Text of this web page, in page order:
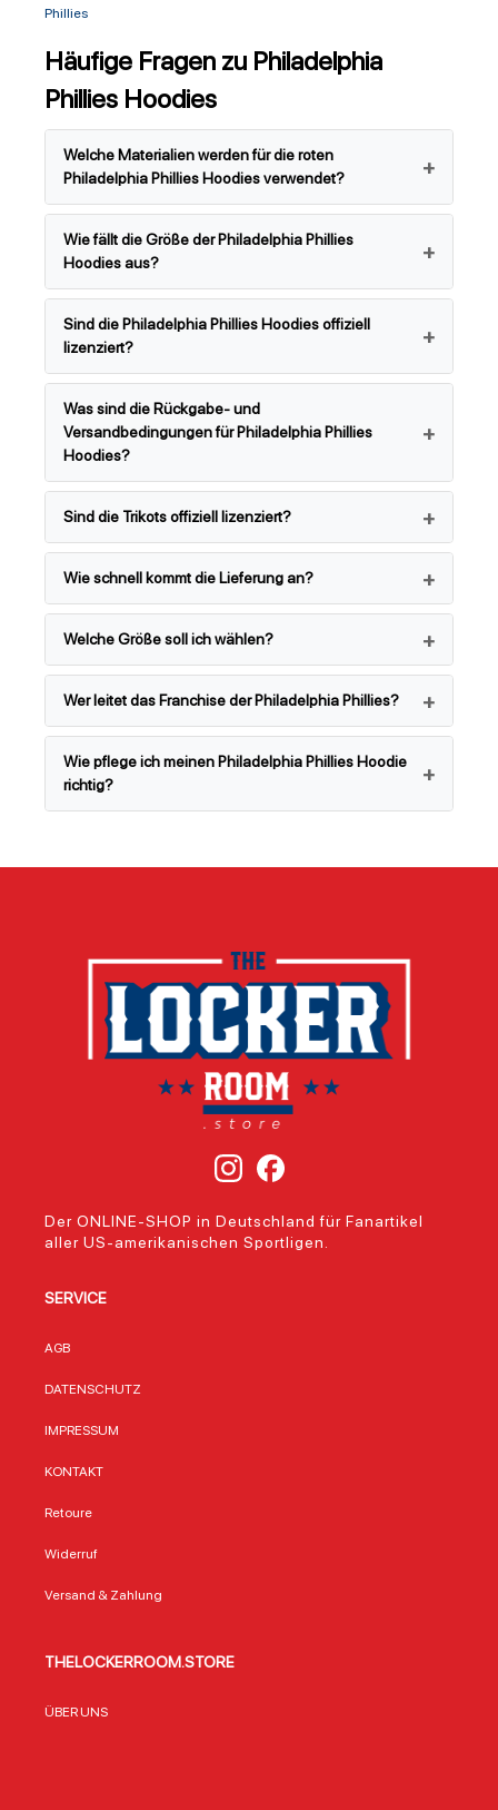
Phillies
Häufige Fragen zu Philadelphia
Phillies Hoodies
Welche Materialien werden für die roten
Philadelphia Phillies Hoodies verwendet?
Wie fällt die Größe der Philadelphia Phillies
Hoodies aus?
Sind die Philadelphia Phillies Hoodies offiziell
lizenziert?
Was sind die Rückgabe- und
Versandbedingungen für Philadelphia Phillies
Hoodies?
Sind die Trikots offiziell lizenziert?
Wie schnell kommt die Lieferung an?
Welche Größe soll ich wählen?
Wer leitet das Franchise der Philadelphia Phillies?
Wie pflege ich meinen Philadelphia Phillies Hoodie
richtig?
Der ONLINE-SHOP in Deutschland für Fanartikel
aller US-amerikanischen Sportligen.
SERVICE
AGB
DATENSCHUTZ
IMPRESSUM
KONTAKT
Retoure
Widerruf
Versand & Zahlung
THELOCKERROOM.STORE
ÜBER UNS